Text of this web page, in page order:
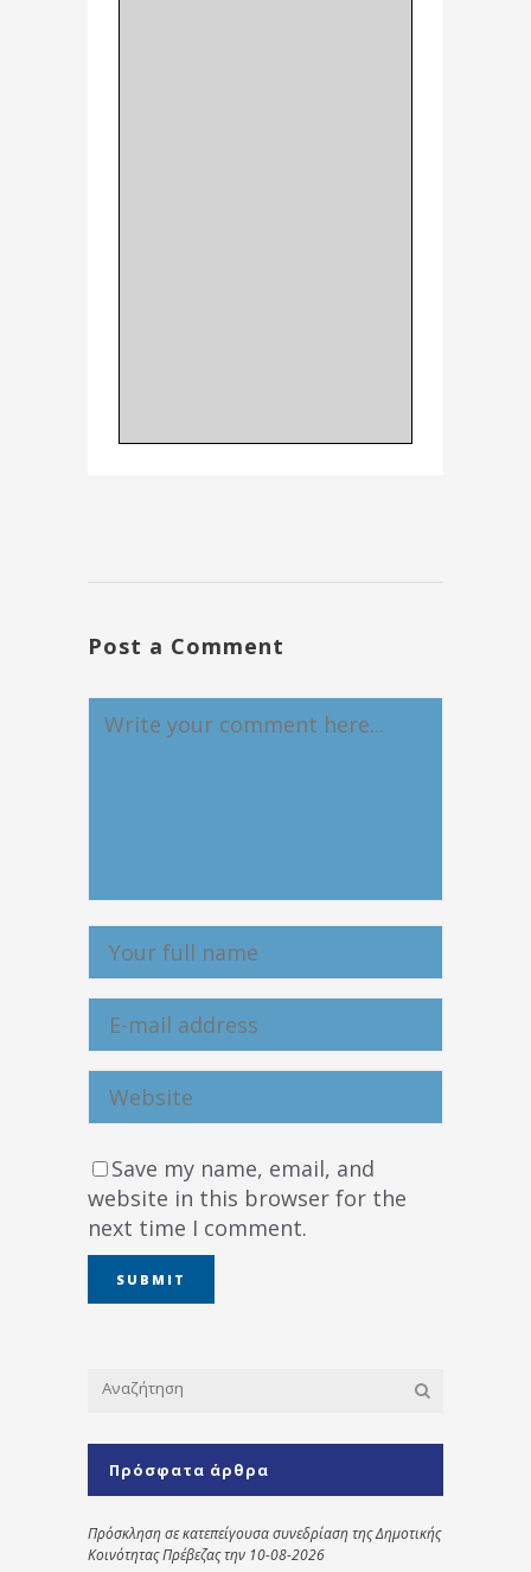
Post a Comment
Save my name, email, and
website in this browser for the
next time I comment.
Πρόσφατα άρθρα
Πρόσκληση σε κατεπείγουσα συνεδρίαση της Δημοτικής
Κοινότητας Πρέβεζας την 10-08-2026